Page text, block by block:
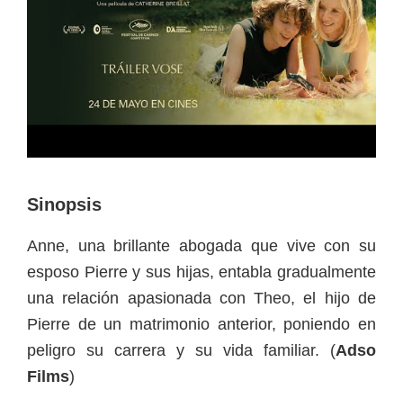
Sinopsis
Anne, una brillante abogada que vive con su
esposo Pierre y sus hijas, entabla gradualmente
una relación apasionada con Theo, el hijo de
Pierre de un matrimonio anterior, poniendo en
peligro su carrera y su vida familiar. (Adso
Films)